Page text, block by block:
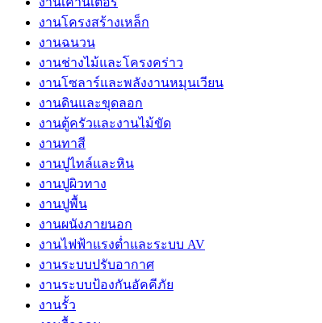
งานโครงสร้างเหล็ก
งานฉนวน
งานช่างไม้และโครงคร่าว
งานโซลาร์และพลังงานหมุนเวียน
งานดินและขุดลอก
งานตู้ครัวและงานไม้ขัด
งานทาสี
งานปูไทล์และหิน
งานปูผิวทาง
งานปูพื้น
งานผนังภายนอก
งานไฟฟ้าแรงต่ำและระบบ AV
งานระบบปรับอากาศ
งานระบบป้องกันอัคคีภัย
งานรั้ว